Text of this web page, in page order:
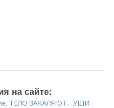
на сайте:
ТЕЛО ЗАКАЛЯЮТ... УШИ